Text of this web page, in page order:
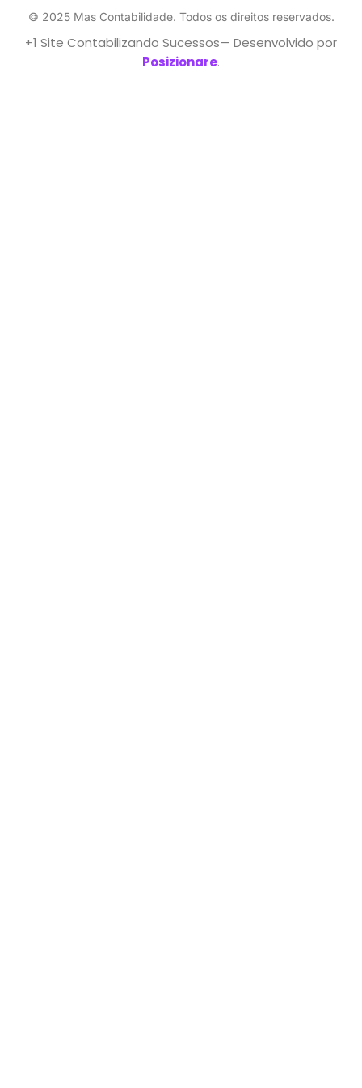
© 2025 Mas Contabilidade. Todos os direitos reservados.
+1 Site Contabilizando Sucessos— Desenvolvido por
Posizionare.